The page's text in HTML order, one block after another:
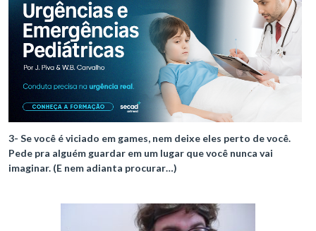
3- Se você é viciado em games, nem deixe eles perto de você.
Pede pra alguém guardar em um lugar que você nunca vai
imaginar. (E nem adianta procurar…)